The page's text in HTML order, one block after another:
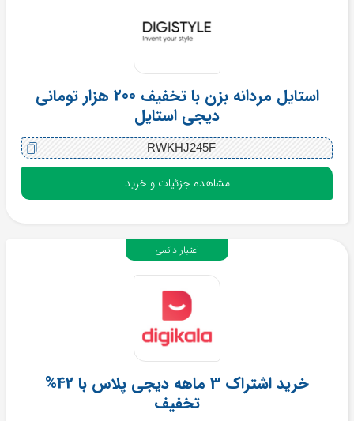
استایل مردانه بزن با تخفیف 200 هزار تومانی
دیجی استایل
RWKHJ245F
مشاهده جزئیات و خرید
خرید اشتراک 3 ماهه دیجی پلاس با 42%
تخفیف
اعتبار دائمی